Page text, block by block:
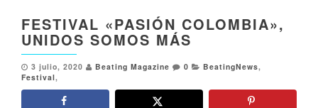
FESTIVAL «PASIÓN COLOMBIA»,
UNIDOS SOMOS MÁS
3 julio, 2020 Beating Magazine 0 BeatingNews,
Festival,